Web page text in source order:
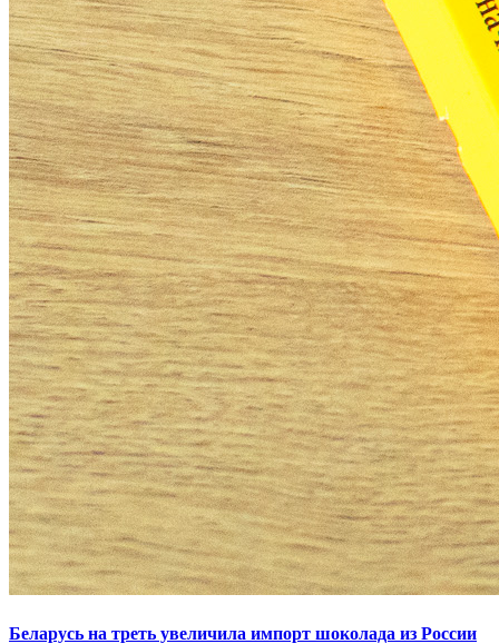
Беларусь на треть увеличила импорт шоколада из России